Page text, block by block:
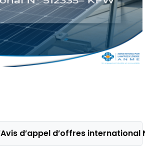
d’appel d’offres international